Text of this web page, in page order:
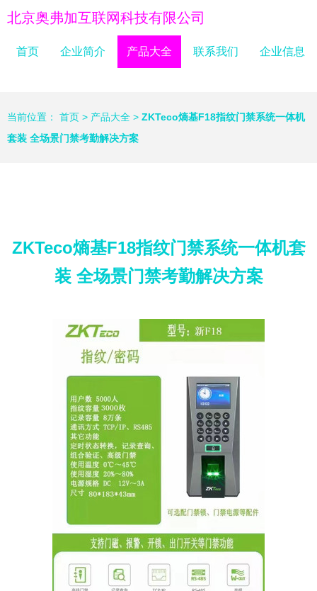
北京奥弗加互联网科技有限公司
首页 企业简介 产品大全 联系我们 企业信息
当前位置： 首页 > 产品大全 > ZKTeco熵基F18指纹门禁系统一体机
套装 全场景门禁考勤解决方案
ZKTeco熵基F18指纹门禁系统一体机套
装 全场景门禁考勤解决方案